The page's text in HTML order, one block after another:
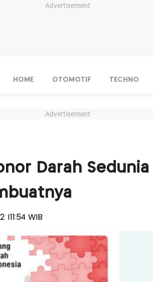
Advertisement
HOME OTOMOTIF TECHNO
Advertisement
Darah Sedunia
|11:54 WIB